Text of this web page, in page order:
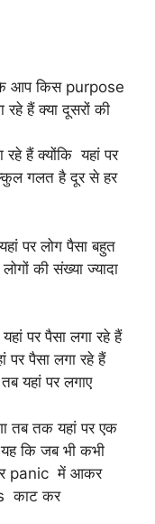
आप किस purpose
हैं क्या दूसरों की
हैं क्योंकि यहां पर
गलत है दूर से हर
पर लोग पैसा बहुत
की संख्या ज्यादा
पर पैसा लगा रहे हैं
पर पैसा लगा रहे हैं
यहां पर लगाए
तब तक यहां पर एक
कि जब भी कभी
panic में आकर
काट कर